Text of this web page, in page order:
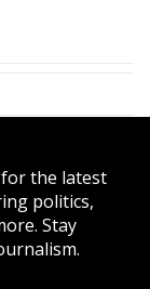
the latest
politics,
Stay